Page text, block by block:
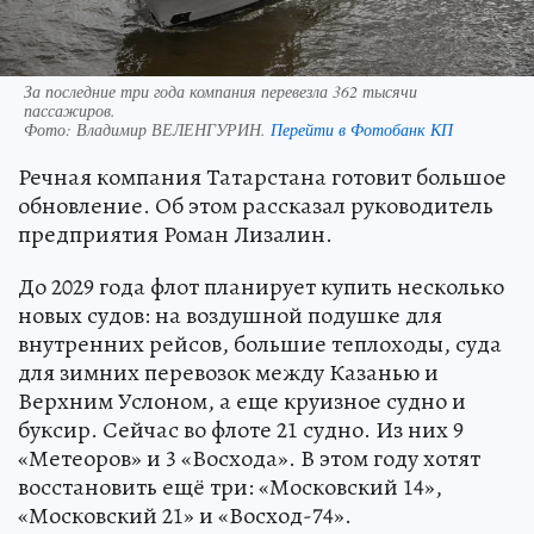
За последние три года компания перевезла 362 тысячи
пассажиров.
Фото: Владимир ВЕЛЕНГУРИН. Перейти в Фотобанк КП
Речная компания Татарстана готовит большое
обновление. Об этом рассказал руководитель
предприятия Роман Лизалин.
До 2029 года флот планирует купить несколько
новых судов: на воздушной подушке для
внутренних рейсов, большие теплоходы, суда
для зимних перевозок между Казанью и
Верхним Услоном, а еще круизное судно и
буксир. Сейчас во флоте 21 судно. Из них 9
«Метеоров» и 3 «Восхода». В этом году хотят
восстановить ещё три: «Московский 14»,
«Московский 21» и «Восход-74».